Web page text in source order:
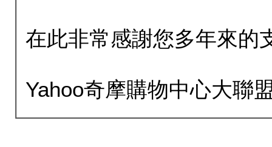
在此非常感謝您多年來的
Yahoo奇摩購物中心大